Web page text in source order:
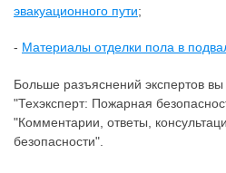
эвакуационного пути;
- Материалы отделки пола в
Больше разъяснений экспертов
"Техэксперт: Пожарная
"Комментарии, ответы,
безопасности".